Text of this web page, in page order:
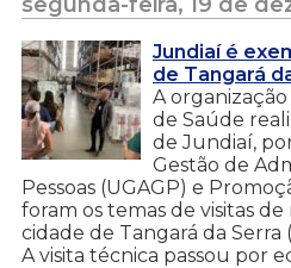
Jundiaí é
de Tangará
A
de Saúde
de Jundiaí,
Gestão de
Pessoas (UGAGP) e
foram os temas de visitas
cidade de Tangará da Serra
A visita técnica passou por